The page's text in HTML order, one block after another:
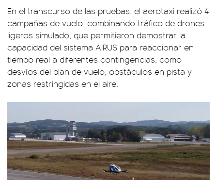
En el transcurso de las pruebas, el aerotaxi realizó 4
campañas de vuelo, combinando tráfico de drones
ligeros simulado, que permitieron demostrar la
capacidad del sistema AIRUS para reaccionar en
tiempo real a diferentes contingencias, como
desvíos del plan de vuelo, obstáculos en pista y
zonas restringidas en el aire.